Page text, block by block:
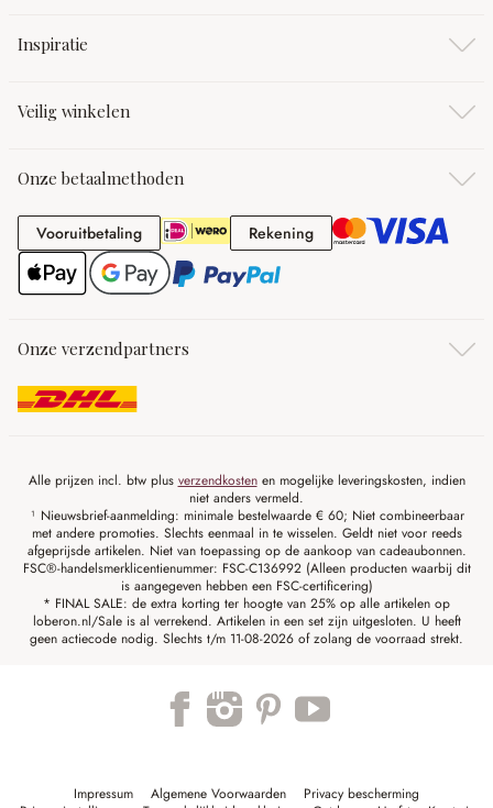
Inspiratie
Veilig winkelen
Onze betaalmethoden
VooruitbetalingVooruitbetaling RekeningRekening
Onze verzendpartners
Alle prijzen incl. btw plus verzendkostenen mogelijke leveringskosten, indien
niet anders vermeld.
¹ Nieuwsbrief-aanmelding: minimale bestelwaarde € 60; Niet combineerbaar
met andere promoties. Slechts eenmaal in te wisselen. Geldt niet voor reeds
afgeprijsde artikelen. Niet van toepassing op de aankoop van cadeaubonnen.
FSC®-handelsmerklicentienummer: FSC-C136992 (Alleen producten waarbij dit
is aangegeven hebben een FSC-certificering)
* FINAL SALE: de extra korting ter hoogte van 25% op alle artikelen op
loberon.nl/Sale is al verrekend. Artikelen in een set zijn uitgesloten. U heeft
geen actiecode nodig. Slechts t/m 11-08-2026 of zolang de voorraad strekt.
Impressum Algemene Voorwaarden
Privacy bescherming